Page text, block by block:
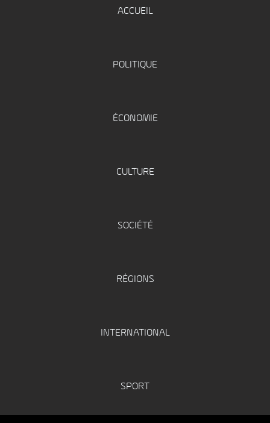
ACCUEIL
POLITIQUE
ÉCONOMIE
CULTURE
SOCIÉTÉ
RÉGIONS
INTERNATIONAL
SPORT